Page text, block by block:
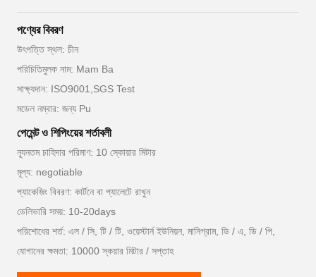
পণ্যের বিবরণ
উৎপত্তি স্থল: চীন
পরিচিতিমুলক নাম: Mam Ba
সাক্ষ্যদান: ISO9001,SGS Test
মডেল নম্বার: জন্য Pu
পেমেন্ট ও শিপিংয়ের শর্তাবলী
ন্যূনতম চাহিদার পরিমাণ: 10 স্কোয়ার মিটার
মূল্য: negotiable
প্যাকেজিং বিবরণ: কার্টনে বা প্যালেটে রাখুন
ডেলিভারি সময়: 10-20days
পরিশোধের শর্ত: এল / সি, টি / টি, ওয়েস্টার্ন ইউনিয়ন, মানিগ্রাম, ডি / এ, ডি / পি,
যোগানের ক্ষমতা: 10000 স্কয়ার মিটার / সপ্তাহ